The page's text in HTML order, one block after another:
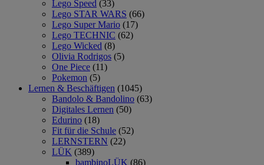
Lego Speed (33)
Lego STAR WARS (66)
Lego Super Mario (17)
Lego TECHNIC (62)
Lego Wicked (8)
Olivia Rodrigos (5)
One Piece (11)
Pokemon (5)
Lernen & Beschäftigen (1045)
Bandolo & Bandolino (63)
Digitales Lernen (50)
Edurino (18)
Fit für die Schule (52)
LERNSTERN (22)
LÜK (389)
bambinoLÜK (86)